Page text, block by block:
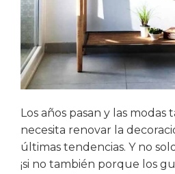
Los años pasan y las modas
necesita renovar la
últimas tendencias. Y no
¡si no también porque los